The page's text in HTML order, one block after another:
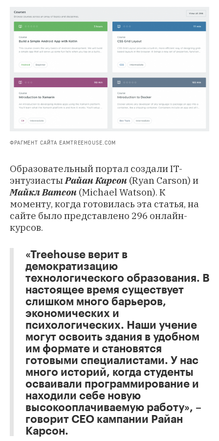
ФРАГМЕНТ САЙТА EAMTREEHOUSE.COM
Образовательный портал создали IT-
энтузиастыРайан Карсон (Ryan Carson) и
Майкл Ватсон (Michael Watson). К
моменту, когда готовилась эта статья, на
сайте было представлено 296 онлайн-
курсов.
«Treehouse верит в
демократизацию
технологического образования. В
настоящее время существует
слишком много барьеров,
экономических и
психологических. Наши учение
могут освоить здания в удобном
им формате и становятся
готовыми специалистами. У нас
много историй, когда студенты
осваивали программирование и
находили себе новую
высокооплачиваемую работу», –
говорит СЕО кампании Райан
Карсон.